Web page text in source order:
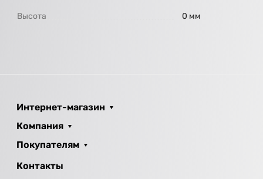
Высота 0 мм
Интернет-магазин
Компания
Покупателям
Контакты